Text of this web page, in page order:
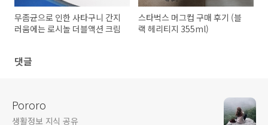
무좀균으로 인한 사타구니 간지
러움에는 로시놀 더블액션 크림
스타벅스 머그컵 구매 후기 (블
랙 헤리티지 355ml)
댓글
Pororo
생활정보 지식 공유